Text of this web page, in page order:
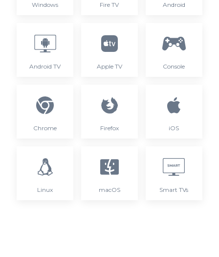
Windows Fire TV Android
Android TV Apple TV Console
Chrome Firefox iOS
Linux macOS Smart TVs